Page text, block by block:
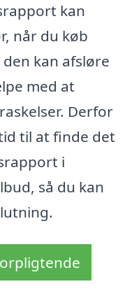
kan
når du køb
kan afsløre
med at
Derfor
til at finde det
i
så du kan